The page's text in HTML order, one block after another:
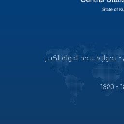
بجوار مسجد الدولة الكبير